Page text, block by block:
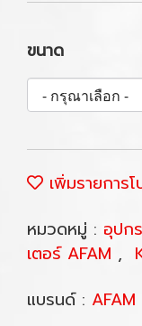
ขนาด
เพิ่มรายการ
หมวดหมู่ : อุปก
เตอร์ AFAM ,
แบรนด์ : AFAM